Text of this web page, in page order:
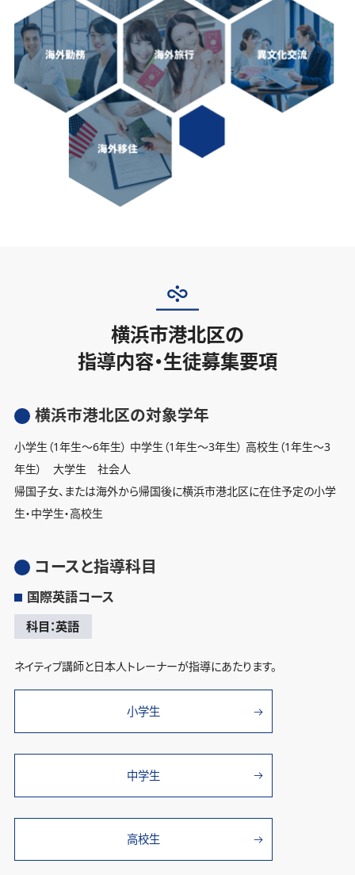
横浜市港北区の
指導内容・生徒募集要項
横浜市港北区の対象学年
小学生（1年生〜6年生） 中学生（1年生〜3年生） 高校生（1年生〜3
年生） 大学生 社会人
帰国子女、または海外から帰国後に横浜市港北区に在住予定の小学
生・中学生・高校生
コースと指導科目
国際英語コース
科目：英語
ネイティブ講師と日本人トレーナーが指導にあたります。
小学生
中学生
高校生